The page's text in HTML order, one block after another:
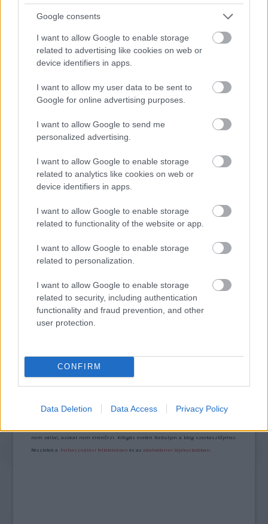
Google consents
I want to allow Google to enable storage
related to advertising like cookies on web or
device identifiers in apps.
I want to allow my user data to be sent to
Google for online advertising purposes.
I want to allow Google to send me
personalized advertising.
I want to allow Google to enable storage
related to analytics like cookies on web or
device identifiers in apps.
I want to allow Google to enable storage
related to functionality of the website or app.
I want to allow Google to enable storage
related to personalization.
I want to allow Google to enable storage
related to security, including authentication
functionality and fraud prevention, and other
user protection.
CONFIRM
Data Deletion Data Access Privacy Policy
SZEMBE MERSZ NÉZNI AZZAL, AKIVÉ
TERMÉSZETFELETTI ERŐK ÉS ELFELEDETT
NYOMÁBAN MAGYAR ELŐZETESE
SZÁGULDÁS, SÁRKÁNYOK, ROSSZFIÚK – A NYÁR
10 LEGKEDVELTEBB MOZIJA MAGYARORSZÁGON
A bejegyzés trackback címe:
https://kulturpart.hu/api/trackback/id/7920348
A hozzászólások avonatkozó jogszabályokértelmében felhasználói tartalomnak
nem vállal, azokat nem ellenőrzi. Kifogás esetén forduljon a blog szerkesztőjéhez.
Részletek a Felhasználási feltételekben és azadatvédelmi tájékoztatóban